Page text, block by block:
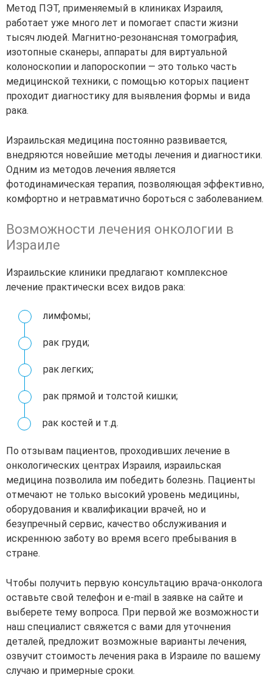
Метод ПЭТ, применяемый в клиниках Израиля,
работает уже много лет и помогает спасти жизни
тысяч людей. Магнитно-резонансная томография,
изотопные сканеры, аппараты для виртуальной
колоноскопии и лапороскопии — это только часть
медицинской техники, с помощью которых пациент
проходит диагностику для выявления формы и вида
рака.
Израильская медицина постоянно развивается,
внедряются новейшие методы лечения и диагностики.
Одним из методов лечения является
фотодинамическая терапия, позволяющая эффективно,
комфортно и нетравматично бороться с заболеванием.
Возможности лечения онкологии в
Израиле
Израильские клиники предлагают комплексное
лечение практически всех видов рака:
лимфомы;
рак груди;
рак легких;
рак прямой и толстой кишки;
рак костей и т.д.
По отзывам пациентов, проходивших лечение в
онкологических центрах Израиля, израильская
медицина позволила им победить болезнь. Пациенты
отмечают не только высокий уровень медицины,
оборудования и квалификации врачей, но и
безупречный сервис, качество обслуживания и
искреннюю заботу во время всего пребывания в
стране.
Чтобы получить первую консультацию врача-онколога
оставьте свой телефон и e-mail в заявке на сайте и
выберете тему вопроса. При первой же возможности
наш специалист свяжется с вами для уточнения
деталей, предложит возможные варианты лечения,
озвучит стоимость лечения рака в Израиле по вашему
случаю и примерные сроки.